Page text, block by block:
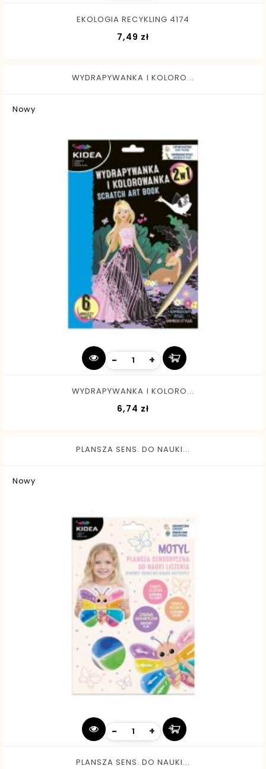
EKOLOGIA RECYKLING 4174
7,49 złCena
WYDRAPYWANKA I KOLORO...
Nowy
- +
WYDRAPYWANKA I KOLORO...
6,74 złCena
PLANSZA SENS. DO NAUKI...
Nowy
- +
PLANSZA SENS. DO NAUKI...